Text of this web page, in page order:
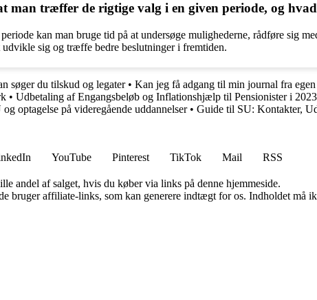
man træffer de rigtige valg i en given periode, og
kan man bruge tid på at undersøge mulighederne, rådføre sig
udvikle sig og træffe bedre beslutninger i fremtiden.
søger du tilskud og legater• Kan jeg få adgang til min journal fra
• Udbetaling af Engangsbeløb og Inflationshjælp til Pensionister i 2023
optagelse på videregående uddannelser• Guide til SU: Kontakter,
YouTube Pinterest TikTok Mail
RSS
andel af salget, hvis du køber via links på denne hjemmeside.
bruger affiliate-links, som kan generere indtægt for os. Indholdet må